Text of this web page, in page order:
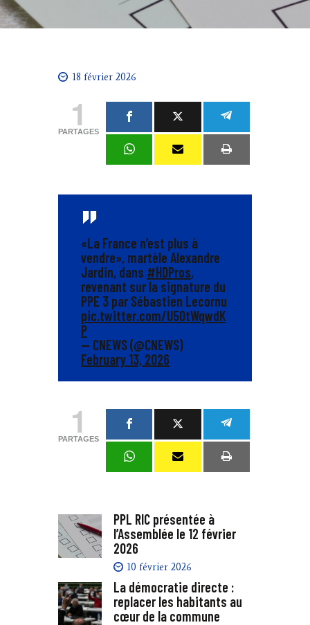
18 février 2026
1
PARTAGES
«La France n’est plus à
vendre», martèle Alexandre
Jardin, dans #HDPros,
revenant sur la signature du
PPE 3 par Sébastien Lecornu
pic.twitter.com/U50tWqwdK
P
— CNEWS (@CNEWS)
February 13, 2026
1
PARTAGES
PPL RIC présentée à
l’Assemblée le 12 février
2026
10 février 2026
La démocratie directe :
replacer les habitants au
cœur de la commune